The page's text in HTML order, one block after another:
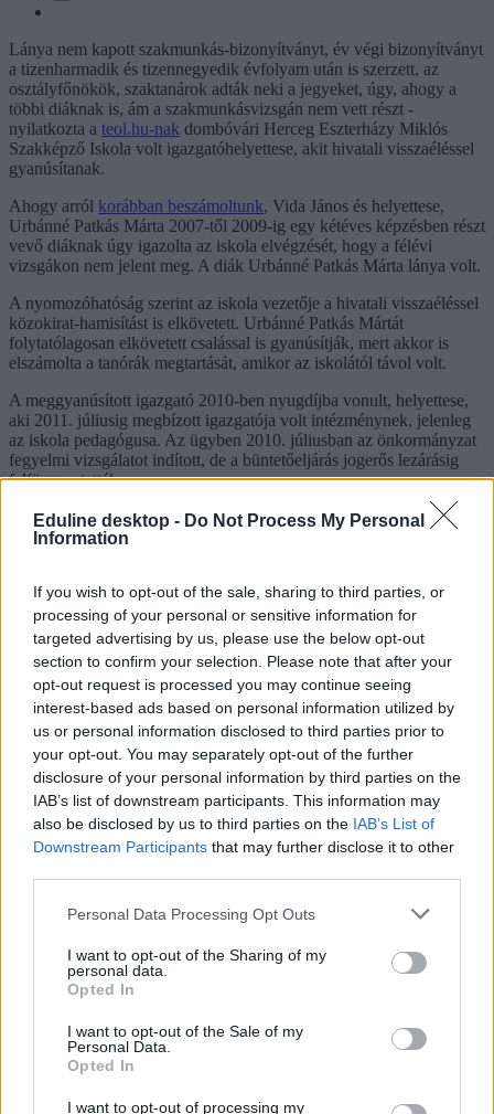
Eduline desktop - Do Not Process My Personal
Information
If you wish to opt-out of the sale, sharing to third parties, or
processing of your personal or sensitive information for
targeted advertising by us, please use the below opt-out
section to confirm your selection. Please note that after your
opt-out request is processed you may continue seeing
interest-based ads based on personal information utilized by
us or personal information disclosed to third parties prior to
your opt-out. You may separately opt-out of the further
disclosure of your personal information by third parties on the
IAB’s list of downstream participants. This information may
also be disclosed by us to third parties on the IAB’s List of
Downstream Participants that may further disclose it to other
Personal Data Processing Opt Outs
I want to opt-out of the Sharing of my
personal data.
Opted In
I want to opt-out of the Sale of my
Personal Data.
Opted In
I want to opt-out of processing my
Lánya nem kapott szakmunkás-bizonyítványt, év végi bizonyítványt
a tizenharmadik és tizennegyedik évfolyam után is szerzett, az
osztályfőnökök, szaktanárok adták neki a jegyeket, úgy, ahogy a
többi diáknak is, ám a szakmunkásvizsgán nem vett részt -
nyilatkozta a teol.hu-nak dombóvári Herceg Eszterházy Miklós
Szakképző Iskola volt igazgatóhelyettese, akit hivatali visszaéléssel
gyanúsítanak.
Ahogy arról korábban beszámoltunk, Vida János és helyettese,
Urbánné Patkás Márta 2007-től 2009-ig egy kétéves képzésben részt
vevő diáknak úgy igazolta az iskola elvégzését, hogy a félévi
vizsgákon nem jelent meg. A diák Urbánné Patkás Márta lánya volt.
A nyomozóhatóság szerint az iskola vezetője a hivatali visszaéléssel
közokirat-hamisítást is elkövetett. Urbánné Patkás Mártát
folytatólagosan elkövetett csalással is gyanúsítják, mert akkor is
elszámolta a tanórák megtartását, amikor az iskolától távol volt.
A meggyanúsított igazgató 2010-ben nyugdíjba vonult, helyettese,
aki 2011. júliusig megbízott igazgatója volt intézménynek, jelenleg
az iskola pedagógusa. Az ügyben 2010. júliusban az önkormányzat
fegyelmi vizsgálatot indított, de a büntetőeljárás jogerős lezárásig
felfüggesztették.
dombóvári iskola
Hozzászólások
Mikor pihenhettek még 2026-ban? Itt van az összes
hosszú hétvége és tanítási szünet
Kovács Dóri
Lannert Judit: Rugalmasabb napkezdés, hosszabb
szünetek és több mozgás jöhet az alsó tagozatokban
szeptembertől
iskolák, amelynek célja, hogy csökkenjen az alsó tagozatos diákok